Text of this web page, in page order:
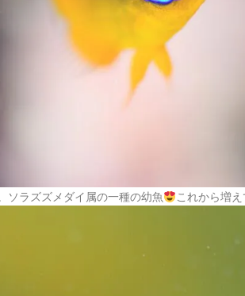
ソラズズメダイ属の一種の幼魚 これから増